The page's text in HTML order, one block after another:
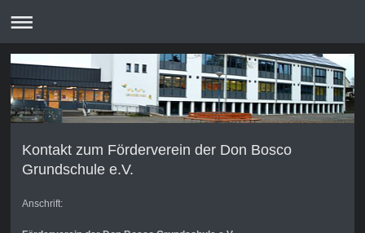
Kontakt zum Förderverein der Don Bosco
Grundschule e.V.
Anschrift: